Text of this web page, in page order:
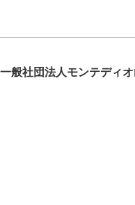
一般社団法人モンテディ